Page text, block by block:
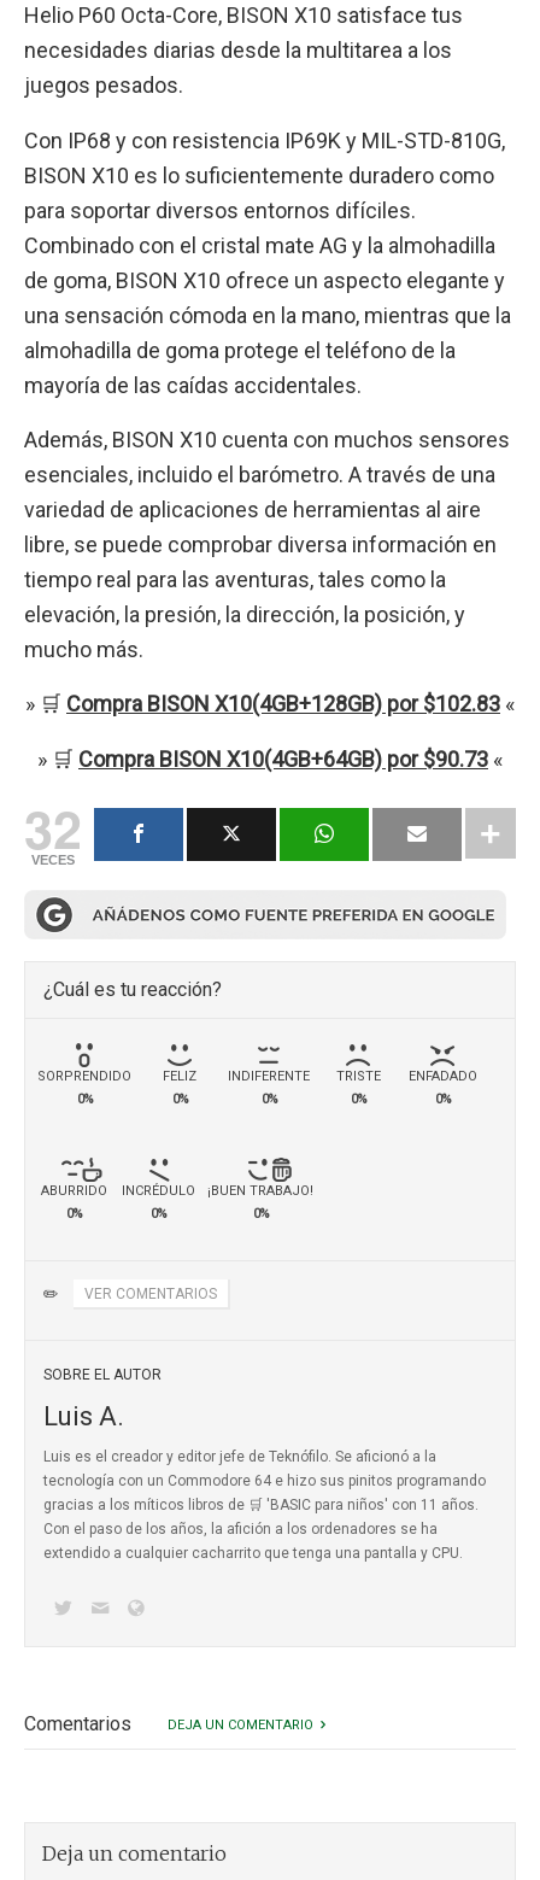
Helio P60 Octa-Core, BISON X10 satisface tus
necesidades diarias desde la multitarea a los
juegos pesados.
Con IP68 y con resistencia IP69K y MIL-STD-810G,
BISON X10 es lo suficientemente duradero como
para soportar diversos entornos difíciles.
Combinado con el cristal mate AG y la almohadilla
de goma, BISON X10 ofrece un aspecto elegante y
una sensación cómoda en la mano, mientras que la
almohadilla de goma protege el teléfono de la
mayoría de las caídas accidentales.
Además, BISON X10 cuenta con muchos sensores
esenciales, incluido el barómetro. A través de una
variedad de aplicaciones de herramientas al aire
libre, se puede comprobar diversa información en
tiempo real para las aventuras, tales como la
elevación, la presión, la dirección, la posición, y
mucho más.
» 🛒 Compra BISON X10(4GB+128GB) por $102.83 «
» 🛒 Compra BISON X10(4GB+64GB) por $90.73 «
32
VECES
¿Cuál es tu reacción?
SORPRENDIDO
0%
FELIZ
0%
INDIFERENTE
0%
TRISTE
0%
ENFADADO
0%
ABURRIDO
0%
INCRÉDULO
0%
¡BUEN TRABAJO!
0%
✏️ VER COMENTARIOS
SOBRE EL AUTOR
Luis A.
Luis es el creador y editor jefe de Teknófilo. Se aficionó a la
tecnología con un Commodore 64 e hizo sus pinitos programando
gracias a los míticos libros de 🛒 'BASIC para niños' con 11 años.
Con el paso de los años, la afición a los ordenadores se ha
extendido a cualquier cacharrito que tenga una pantalla y CPU.
Comentarios DEJA UN COMENTARIO
Deja un comentario